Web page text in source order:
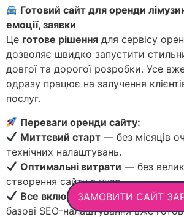
ЗАМОВИТИ САЙТ
Готовий сайт для оренди
емоції, заявки
Це готове рішення для сервісу
дозволяє швидко запустити
довгої та дорогої розробки. Усе
одразу працює на залучення
послуг.
Переваги оренди сайту:
Миттєвий старт — без місяців
технічних налаштувань.
Оптимальні витрати — без
створення сайту з нуля.
Все включено— дизайн,
базові SEO-налаштування вже